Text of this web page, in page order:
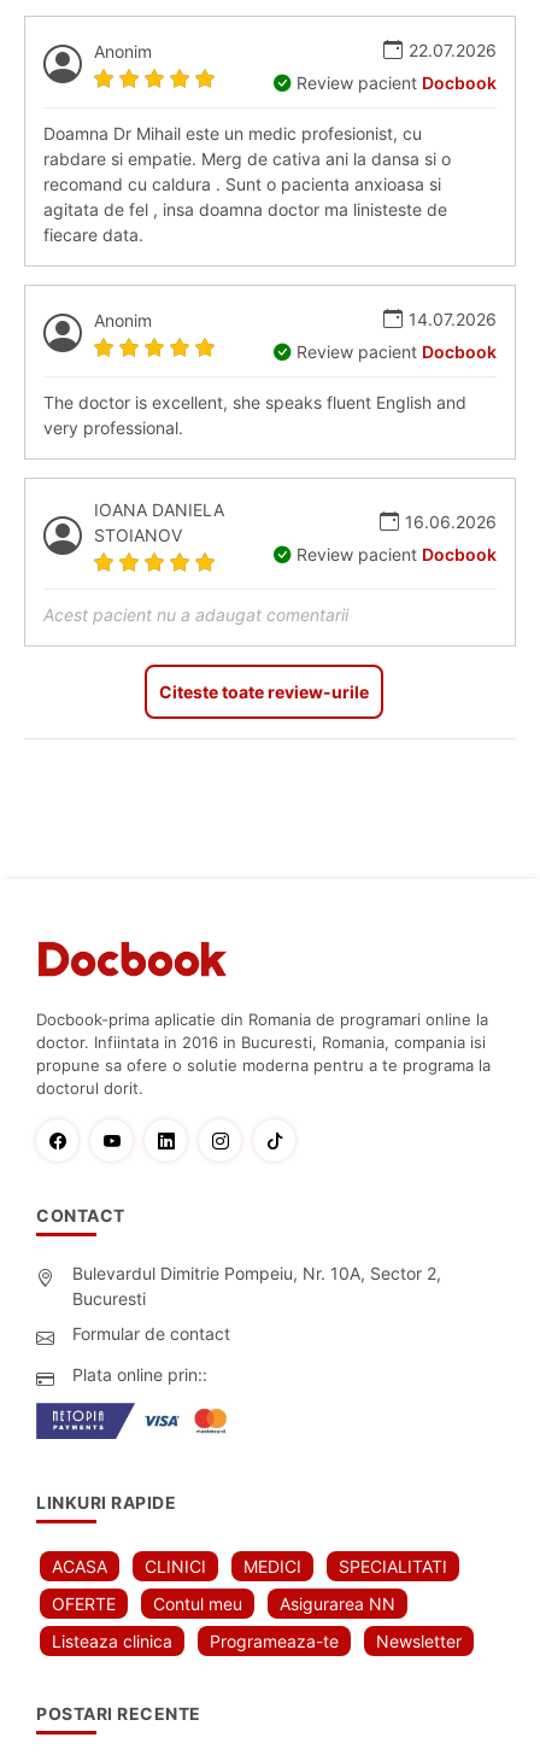
Anonim
22.07.2026
Review pacient Docbook
Doamna Dr Mihail este un medic profesionist, cu
rabdare si empatie. Merg de cativa ani la dansa si o
recomand cu caldura . Sunt o pacienta anxioasa si
agitata de fel , insa doamna doctor ma linisteste de
fiecare data.
Anonim
14.07.2026
Review pacient Docbook
The doctor is excellent, she speaks fluent English and
very professional.
IOANA DANIELA
STOIANOV
16.06.2026
Review pacient Docbook
Acest pacient nu a adaugat comentarii
Citeste toate review-urile
Docbook-prima aplicatie din Romania de programari online la
doctor. Infiintata in 2016 in Bucuresti, Romania, compania isi
propune sa ofere o solutie moderna pentru a te programa la
doctorul dorit.
CONTACT
Bulevardul Dimitrie Pompeiu, Nr. 10A, Sector 2,
Bucuresti
Formular de contact
Plata online prin::
LINKURI RAPIDE
ACASA CLINICI MEDICI
SPECIALITATI
OFERTE
Contul meu
Asigurarea NN
Listeaza clinica
Programeaza-te Newsletter
POSTARI RECENTE